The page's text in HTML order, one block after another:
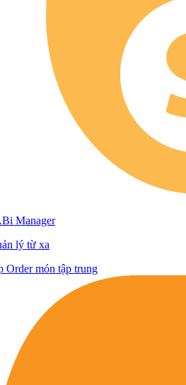
Manager
lý từ xa
Order món tập trung